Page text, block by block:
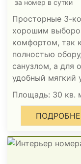
за номер в сутки
Просторные 3-
хорошим
комфортом, так
полностью
санузлом, а для
удобный мягкий
Площадь: 30 кв.